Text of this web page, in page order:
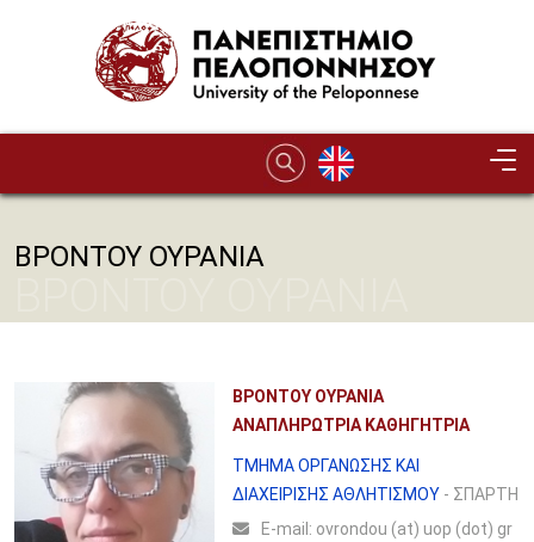
ΒΡΟΝΤΟΥ ΟΥΡΑΝΙΑ
ΒΡΟΝΤΟΥ ΟΥΡΑΝΙΑ
ΑΝΑΠΛΗΡΩΤΡΙΑ ΚΑΘΗΓΗΤΡΙΑ
ΤΜΗΜΑ ΟΡΓΑΝΩΣΗΣ ΚΑΙ
ΔΙΑΧΕΙΡΙΣΗΣ ΑΘΛΗΤΙΣΜΟΥ - ΣΠΑΡΤΗ
Ε-mail: ovrondou (at) uop (dot) gr